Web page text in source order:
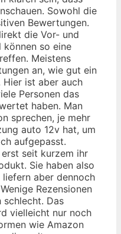
Sowohl die
Bewertungen.
die Vor- und
so eine
Meistens
an, wie gut ein
Hier ist aber auch
Personen das
haben. Man
sprechen, je mehr
auto 12v hat, um
aufgepasst.
seit kurzem ihr
Sie haben also
aber dennoch
Rezensionen
schlecht. Das
vielleicht nur noch
wie Amazon